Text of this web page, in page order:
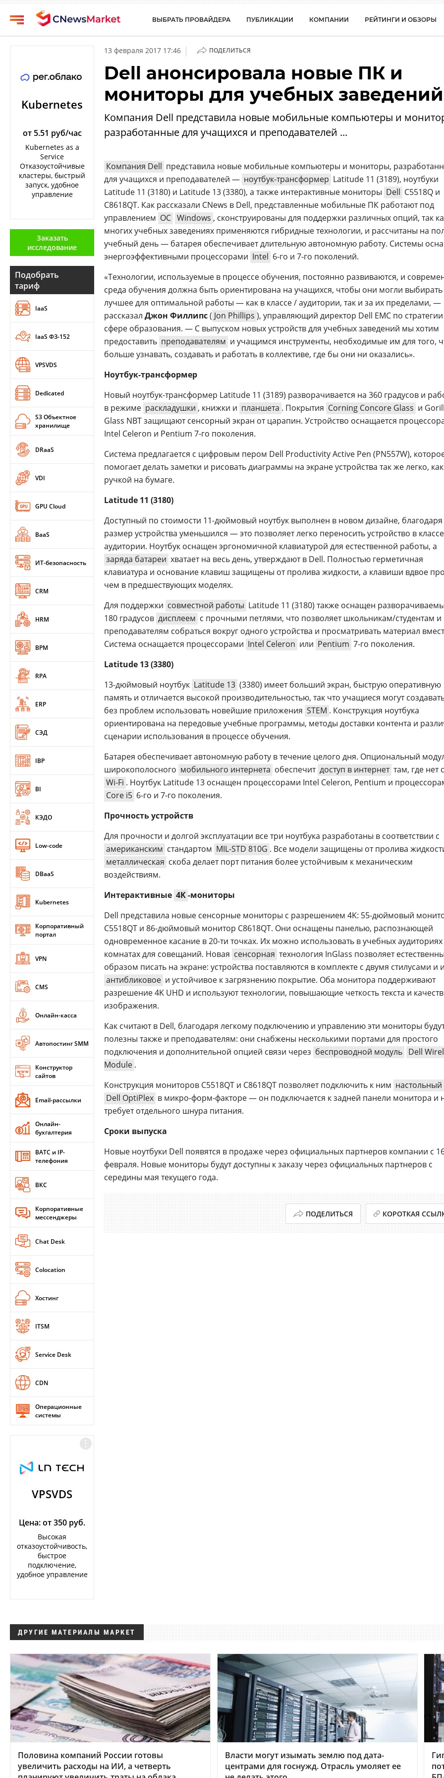
Публикации
обзоры
Личный
кабинет
проекте
Аналитика
Конференции
Техника
издании
Вакансии
Контакты
Telegram
Конференции
Техника
ВЫБРАТЬ ПРОВАЙДЕРА ПУБЛИКАЦИИ КОМПАНИИ РЕЙТИНГИ И ОБЗОРЫ
Kubernetes
от 5.51 руб/час
Kubernetes as a
Service
Отказоустойчивые
кластеры, быстрый
запуск, удобное
управление
Заказать
исследование
Подобрать
тариф
IaaS
IaaS ФЗ-152
VPSVDS
Dedicated
S3 Объектное
хранилище
DRaaS
VDI
GPU Cloud
BaaS
ИТ-безопасность
CRM
HRM
BPM
RPA
ERP
СЭД
IBP
BI
КЭДО
Low-code
DBaaS
Kubernetes
Корпоративный
портал
VPN
CMS
Онлайн-касса
Автопостинг SMM
Конструктор
сайтов
Email-рассылки
Онлайн-
бухгалтерия
ВАТС и IP-
телефония
ВКС
Корпоративные
мессенджеры
Chat Desk
Colocation
Хостинг
ITSM
Service Desk
CDN
Операционные
системы
VPSVDS
Цена: от 350 руб.
Высокая
отказоустойчивость,
быстрое
подключение,
удобное управление
13 февраля 2017 17:46 | ПОДЕЛИТЬСЯ
Dell анонсировала новые ПК и
мониторы для учебных заведений
Компания Dell представила новые мобильные компьютеры и
разработанные для учащихся и преподавателей ...
Компания Dell представила новые мобильные компьютеры и мониторы,
для учащихся и преподавателей — ноутбук-трансформер Latitude 11 (3189), ноутбуки
Latitude 11 (3180) и Latitude 13 (3380), а также интерактивные мониторы Dell C5518Q и
C8618QT. Как рассказали CNews в Dell, представленные мобильные ПК работают под
управлением ОС Windows , сконструированы для поддержки различных опций, так
многих учебных заведениях применяются гибридные технологии, и рассчитаны на
учебный день — батарея обеспечивает длительную автономную работу. Системы
энергоэффективными процессорами Intel 6-го и 7-го поколений.
«Технологии, используемые в процессе обучения, постоянно развиваются, и
среда обучения должна быть ориентирована на учащихся, чтобы они могли выбирать
лучшее для оптимальной работы — как в классе / аудитории, так и за их пределами, —
рассказал Джон Филлипс( Jon Phillips ), управляющий директор Dell EMC по
сфере образования. — С выпуском новых устройств для учебных заведений мы хотим
предоставить преподавателям и учащимся инструменты, необходимые им для того,
больше узнавать, создавать и работать в коллективе, где бы они ни оказались».
Ноутбук-трансформер
Новый ноутбук-трансформер Latitude 11 (3189) разворачивается на 360 градусов и
в режиме раскладушки , книжки и планшета . Покрытия Corning Concore Glass и
Glass NBT защищают сенсорный экран от царапин. Устройство оснащается
Intel Celeron и Pentium 7-го поколения.
Система предлагается с цифровым пером Dell Productivity Active Pen (PN557W),
помогает делать заметки и рисовать диаграммы на экране устройства так же легко, как
ручкой на бумаге.
Latitude 11 (3180)
Доступный по стоимости 11-дюймовый ноутбук выполнен в новом дизайне,
размер устройства уменьшился — это позволяет легко переносить устройство в
аудитории. Ноутбук оснащен эргономичной клавиатурой для естественной работы, а
заряда батареи хватает на весь день, утверждают в Dell. Полностью герметичная
клавиатура и основание клавиш защищены от пролива жидкости, а клавиши вдвое
чем в предшествующих моделях.
Для поддержки совместной работы Latitude 11 (3180) также оснащен
180 градусов дисплеем с прочными петлями, что позволяет школьникам/студентам и
преподавателям собраться вокруг одного устройства и просматривать материал
Система оснащается процессорами Intel Celeron или Pentium 7-го поколения.
Latitude 13 (3380)
13-дюймовый ноутбук Latitude 13 (3380) имеет больший экран, быструю оперативную
память и отличается высокой производительностью, так что учащиеся могут
без проблем использовать новейшие приложения STEM . Конструкция ноутбука
ориентирована на передовые учебные программы, методы доставки контента и
сценарии использования в процессе обучения.
Батарея обеспечивает автономную работу в течение целого дня. Опциональный
широкополосного мобильного интернета обеспечит доступ в интернет там, где нет
Wi-Fi . Ноутбук Latitude 13 оснащен процессорами Intel Celeron, Pentium и
Core i5 6-го и 7-го поколения.
Прочность устройств
Для прочности и долгой эксплуатации все три ноутбука разработаны в соответствии с
американским стандартом MIL-STD 810G . Все модели защищены от пролива
металлическая скоба делает порт питания более устойчивым к механическим
воздействиям.
Интерактивные 4K-мониторы
Dell представила новые сенсорные мониторы с разрешением 4K: 55-дюймовый
C5518QT и 86-дюймовый монитор C8618QT. Они оснащены панелью, распознающей
одновременное касание в 20-ти точках. Их можно использовать в учебных
комнатах для совещаний. Новая сенсорная технология InGlass позволяет
образом писать на экране: устройства поставляются в комплекте с двумя стилусами и
антибликовое и устойчивое к загрязнению покрытие. Оба монитора поддерживают
разрешение 4K UHD и используют технологии, повышающие четкость текста и
изображения.
Как считают в Dell, благодаря легкому подключению и управлению эти мониторы
полезны также и преподавателям: они снабжены несколькими портами для простого
подключения и дополнительной опцией связи через беспроводной модуль Dell
Module .
Конструкция мониторов C5518QT и C8618QT позволяет подключить к ним
Dell OptiPlex в микро-форм-факторе — он подключается к задней панели монитора и
требует отдельного шнура питания.
Сроки выпуска
Новые ноутбуки Dell появятся в продаже через официальных партнеров компании с
февраля. Новые мониторы будут доступны к заказу через официальных партнеров с
середины мая текущего года.
ПОДЕЛИТЬСЯ КОРОТКАЯ
ДРУГИЕ МАТЕРИАЛЫ МАРКЕТ
Половина компаний России готовы
увеличить расходы на ИИ, а четверть
Власти могут изымать землю под дата-
центрами для госнужд. Отрасль умоляет ее